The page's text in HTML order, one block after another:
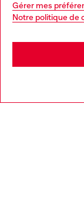
Gérer mes
Notre politique de
You are currently
may be based in